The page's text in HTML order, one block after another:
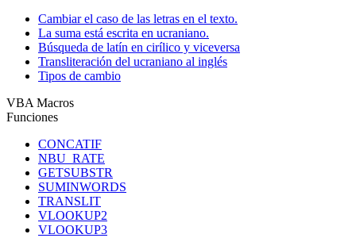
Cambiar el caso de las letras en el texto.
La suma está escrita en ucraniano.
Búsqueda de latín en cirílico y viceversa
Transliteración del ucraniano al inglés
Tipos de cambio
VBA Macros
Funciones
CONCATIF
NBU_RATE
GETSUBSTR
SUMINWORDS
TRANSLIT
VLOOKUP2
VLOOKUP3